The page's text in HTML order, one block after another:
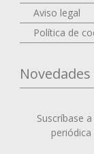
Aviso legal
Política de
Suscríbase